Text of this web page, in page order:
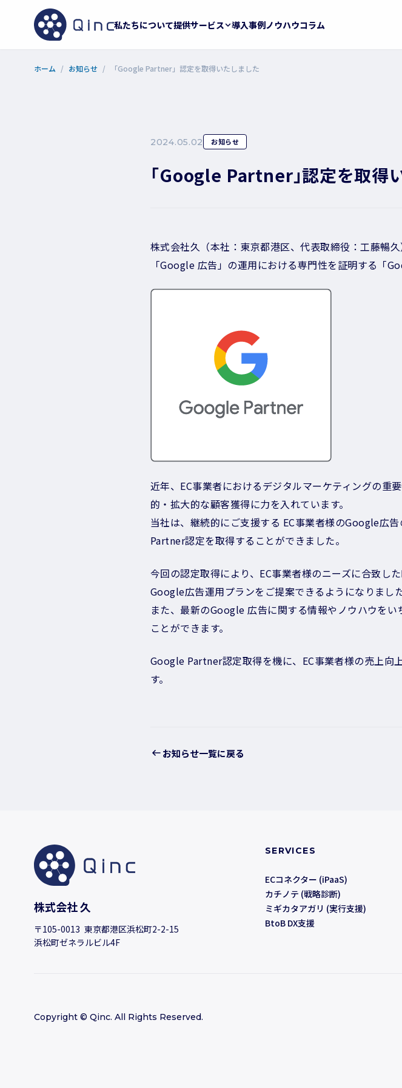
私たちについて提供サービス 導入事例ノウハウコラム
ホーム お知らせ 「Google Partner」認定を取得いたしました
2024.05.02 お知らせ
「Google Partner」認定を取得
株式会社久（本社：東京都港区、代表取締役：工藤暢
「Google 広告」の運用における専門性を証明する「
近年、EC事業者におけるデジタルマーケティングの重
的・拡大的な顧客獲得に力を入れています。
当社は、継続的にご支援する EC事業者様のGoogle広
Partner認定を取得することができました。
今回の認定取得により、EC事業者様のニーズに合致し
Google広告運用プランをご提案できるようになりました
また、最新のGoogle 広告に関する情報やノウハウを
ことができます。
Google Partner認定取得を機に、EC事業者様の売上向
す。
お知らせ一覧に戻る
株式会社 久
〒105-0013 東京都港区浜松町2-2-15
浜松町ゼネラルビル4F
SERVICES
ECコネクター (iPaaS)
カチノテ (戦略診断)
ミギカタアガリ (実行支援)
BtoB DX支援
Copyright © Qinc. All Rights Reserved.